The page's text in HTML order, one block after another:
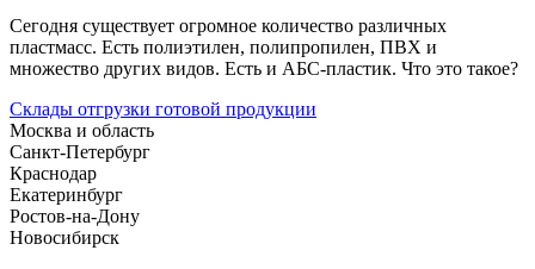
Сегодня существует огромное количество различных
пластмасс. Есть полиэтилен, полипропилен, ПВХ и
множество других видов. Есть и АБС-пластик. Что это такое?
Склады отгрузки готовой продукции
Москва и область
Санкт-Петербург
Краснодар
Екатеринбург
Ростов-на-Дону
Новосибирск